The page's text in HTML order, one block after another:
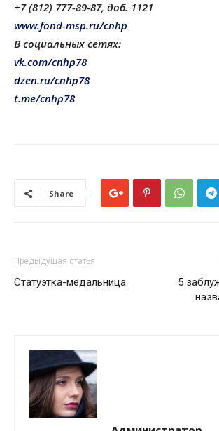
+7 (812) 777-89-87, доб. 1121
www.fond-msp.ru/cnhp
В социальных сетях:
vk.com/cnhp78
dzen.ru/cnhp78
t.me/cnhp78
Share
Предыдущая статья
Статуэтка-медальница
5